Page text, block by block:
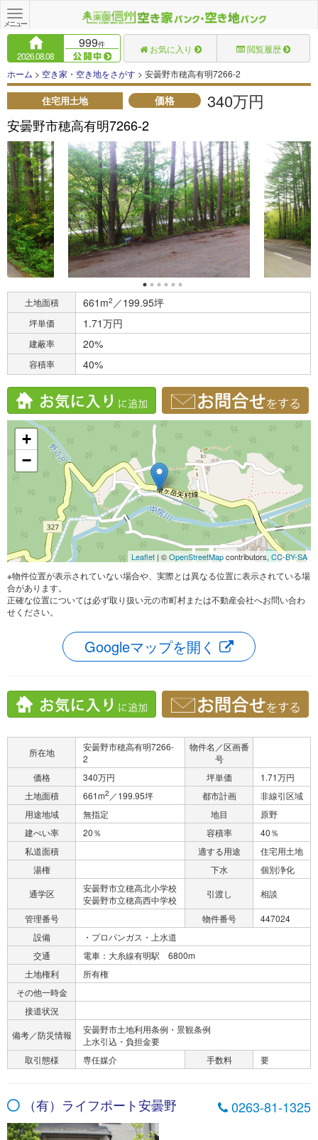
Toggle
navigation
メニュー
2026.08.08
999件 お気に入り 閲覧履歴
ホーム > 空き家・空き地をさがす > 安曇野市穂高有明7266-2
住宅用土地 価格 340万円
安曇野市穂高有明7266-2
土地面積 661m2 ／199.95坪
坪単価 1.71万円
建蔽率 20%
容積率 40%
+
−
Leaflet | ©OpenStreetMapcontributors, CC-BY-SA
※物件位置が表示されていない場合や、実際とは異なる位置に表示されている場
合があります。
正確な位置については必ず取り扱い元の市町村または不動産会社へお問い合わ
せください。
Googleマップを開く
所在地
安曇野市穂高有明7266-
2
物件名／区画番
号
価格
340万円 坪単価
1.71万円
土地面積
661m2 ／199.95坪 都市計画
非線引区域
用途地域
無指定 地目
原野
建ぺい率
20％ 容積率
40％
私道面積
適する用途
住宅用土地
湯権
下水
個別浄化
通学区
安曇野市立穂高北小学校
安曇野市立穂高西中学校
引渡し 相談
管理番号 物件番号
447024
設備
・プロパンガス・上水道
交通
電車：大糸線有明駅 6800m
土地権利
所有権
その他一時金
接道状況
備考／防災情報
安曇野市土地利用条例・景観条例
上水引込・負担金要
取引態様
専任媒介 手数料 要
（有）ライフポート安曇野 0263-81-1325